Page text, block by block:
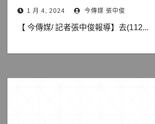
1 月 4, 2024 今傳媒 張中俊
【 今傳媒/ 記者張中俊報導】去(112...